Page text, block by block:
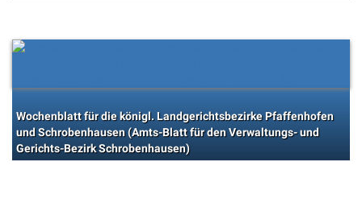
Wochenblatt für die königl. Landgerichtsbezirke Pfaffenhofen
und Schrobenhausen (Amts-Blatt für den Verwaltungs- und
Gerichts-Bezirk Schrobenhausen)